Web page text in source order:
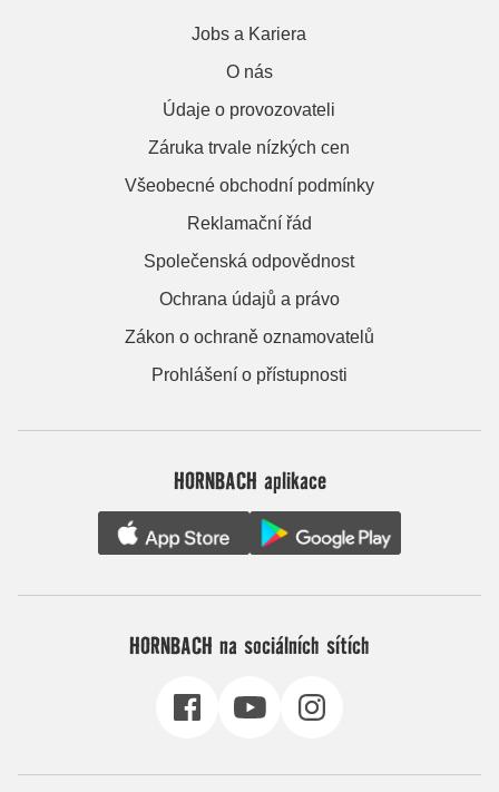
Jobs a Kariera
O nás
Údaje o provozovateli
Záruka trvale nízkých cen
Všeobecné obchodní podmínky
Reklamační řád
Společenská odpovědnost
Ochrana údajů a právo
Zákon o ochraně oznamovatelů
Prohlášení o přístupnosti
HORNBACH aplikace
HORNBACH na sociálních sítích